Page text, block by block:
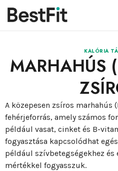
KALÓRIA
MARHAHÚS
A közepesen zsíros marhahús
fehérjeforrás, amely számos
például vasat, cinket és B-
fogyasztása kapcsolódhat
például szívbetegségekhez és
mértékkel fogyasszuk.